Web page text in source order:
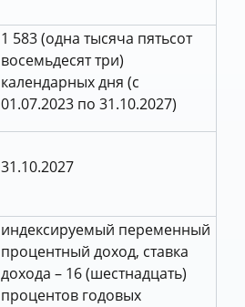
1 583 (одна тысяча пятьсот
восемьдесят три)
календарных дня (с
01.07.2023 по 31.10.2027)
31.10.2027
индексируемый переменный
процентный доход, ставка
дохода – 16 (шестнадцать)
процентов годовых